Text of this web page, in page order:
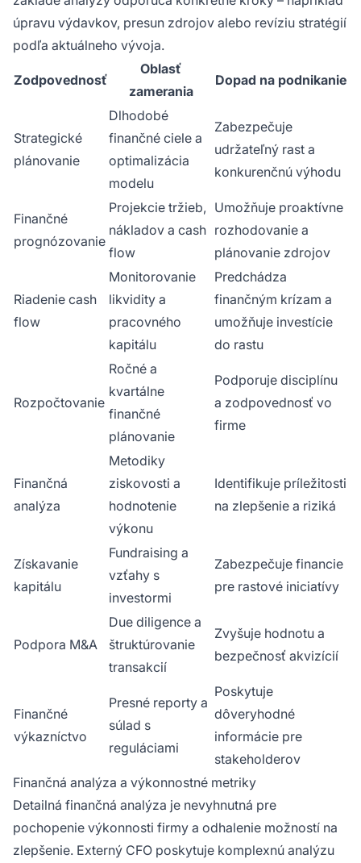
úpravu výdavkov, presun zdrojov alebo revíziu stratégií
podľa aktuálneho vývoja.
Zodpovednosť
Oblasť
zamerania
Dopad na podnikanie
Strategické
plánovanie
Dlhodobé
finančné ciele a
optimalizácia
modelu
Zabezpečuje
udržateľný rast a
konkurenčnú výhodu
Finančné
prognózovanie
Projekcie tržieb,
nákladov a cash
flow
Umožňuje proaktívne
rozhodovanie a
plánovanie zdrojov
Riadenie cash
flow
Monitorovanie
likvidity a
pracovného
kapitálu
Predchádza
finančným krízam a
umožňuje investície
do rastu
Rozpočtovanie
Ročné a
kvartálne
finančné
plánovanie
Podporuje disciplínu
a zodpovednosť vo
firme
Finančná
analýza
Metodiky
ziskovosti a
hodnotenie
výkonu
Identifikuje príležitosti
na zlepšenie a riziká
Získavanie
kapitálu
Fundraising a
vzťahy s
investormi
Zabezpečuje financie
pre rastové iniciatívy
Podpora M&A
Due diligence a
štruktúrovanie
transakcií
Zvyšuje hodnotu a
bezpečnosť akvizícií
Finančné
výkazníctvo
Presné reporty a
súlad s
reguláciami
Poskytuje
dôveryhodné
informácie pre
stakeholderov
Finančná analýza a výkonnostné metriky
Detailná finančná analýza je nevyhnutná pre
pochopenie výkonnosti firmy a odhalenie možností na
zlepšenie. Externý CFO poskytuje komplexnú analýzu